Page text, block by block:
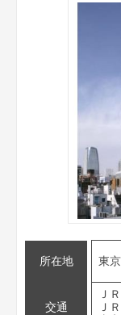
所在地 東
交通
Ｊ
Ｊ